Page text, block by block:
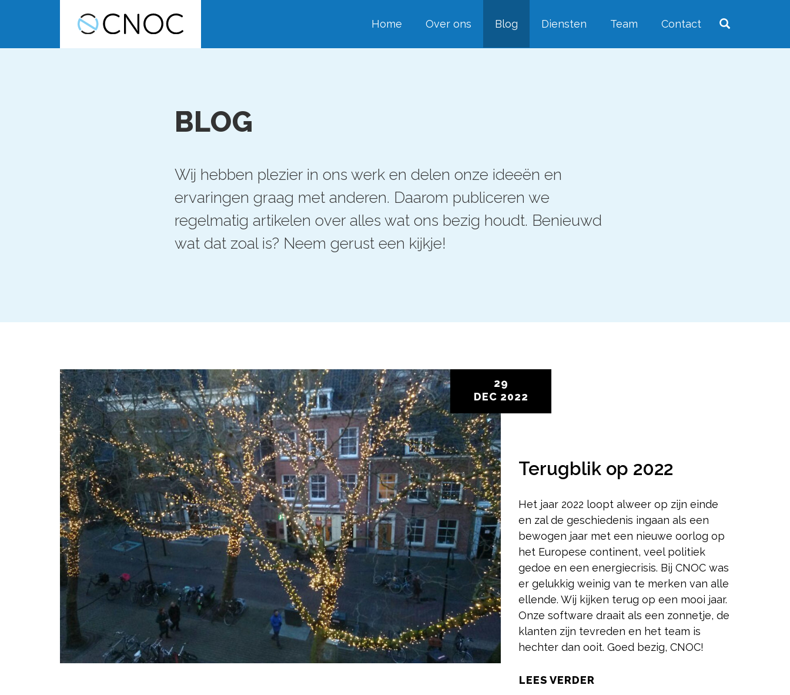
Home Over ons Blog Diensten Team Contact
BLOG
Wij hebben plezier in ons werk en delen onze ideeën en
ervaringen graag met anderen. Daarom publiceren we
regelmatig artikelen over alles wat ons bezig houdt. Benieuwd
wat dat zoal is? Neem gerust een kijkje!
29
DEC 2022
Terugblik op 2022
Het jaar 2022 loopt alweer op zijn einde
en zal de geschiedenis ingaan als een
bewogen jaar met een nieuwe oorlog op
het Europese continent, veel politiek
gedoe en een energiecrisis. Bij CNOC was
er gelukkig weinig van te merken van alle
ellende. Wij kijken terug op een mooi jaar.
Onze software draait als een zonnetje, de
klanten zijn tevreden en het team is
hechter dan ooit. Goed bezig, CNOC!
LEES VERDER